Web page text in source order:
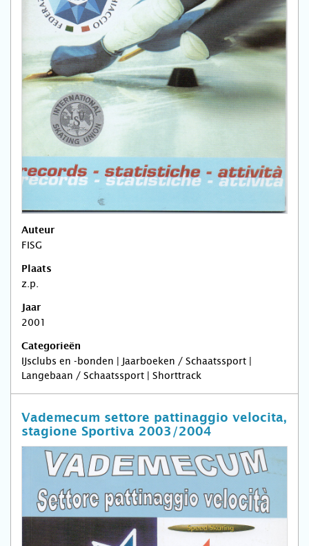
Auteur
FISG
Plaats
z.p.
Jaar
2001
Categorieën
IJsclubs en -bonden | Jaarboeken / Schaatssport |
Langebaan / Schaatssport | Shorttrack
Vademecum settore pattinaggio velocita,
stagione Sportiva 2003/2004